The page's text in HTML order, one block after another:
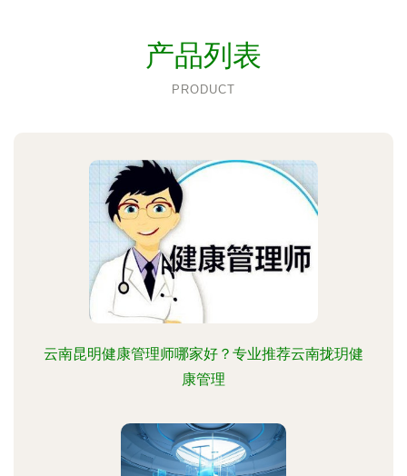
产品列表
PRODUCT
云南昆明健康管理师哪家好？专业推荐云南拢玥健
康管理